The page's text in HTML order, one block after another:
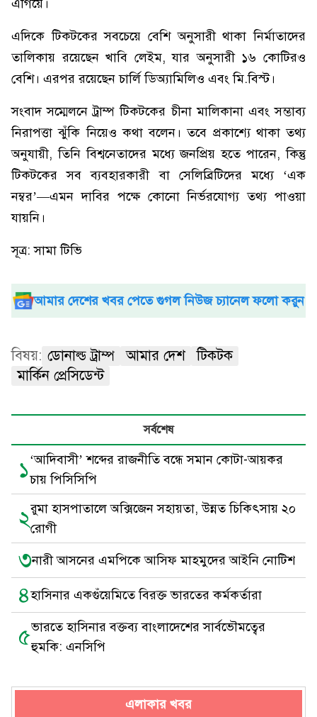
এগিয়ে।
এদিকে টিকটকের সবচেয়ে বেশি অনুসারী থাকা নির্মাতাদের
তালিকায় রয়েছেন খাবি লেইম, যার অনুসারী ১৬ কোটিরও
বেশি। এরপর রয়েছেন চার্লি ডিঅ্যামিলিও এবং মি.বিস্ট।
সংবাদ সম্মেলনে ট্রাম্প টিকটকের চীনা মালিকানা এবং সম্ভাব্য
নিরাপত্তা ঝুঁকি নিয়েও কথা বলেন। তবে প্রকাশ্যে থাকা তথ্য
অনুযায়ী, তিনি বিশ্বনেতাদের মধ্যে জনপ্রিয় হতে পারেন, কিন্তু
টিকটকের সব ব্যবহারকারী বা সেলিব্রিটিদের মধ্যে ‘এক
নম্বর’—এমন দাবির পক্ষে কোনো নির্ভরযোগ্য তথ্য পাওয়া
যায়নি।
সূত্র: সামা টিভি
আমার দেশের খবর পেতে গুগল নিউজ চ্যানেল ফলো করুন
বিষয়: ডোনাল্ড ট্রাম্প আমার দেশ
টিকটক
মার্কিন প্রেসিডেন্ট
সর্বশেষ
১‘আদিবাসী’ শব্দের রাজনীতি বন্ধে সমান কোটা-আয়কর
চায় পিসিসিপি
২রুমা হাসপাতালে অক্সিজেন সহায়তা, উন্নত চিকিৎসায় ২০
রোগী
৩নারী আসনের এমপিকে আসিফ মাহমুদের আইনি নোটিশ
৪হাসিনার একগুঁয়েমিতে বিরক্ত ভারতের কর্মকর্তারা
৫ভারতে হাসিনার বক্তব্য বাংলাদেশের সার্বভৌমত্বের
হুমকি: এনসিপি
এলাকার খবর